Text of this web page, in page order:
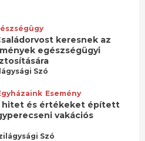
keresnek az
egészségügyi
Szó
Esemény
hitet és értékeket épített
vakációs
Szó